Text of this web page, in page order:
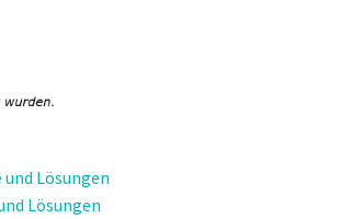
und Lösungen
Lösungen